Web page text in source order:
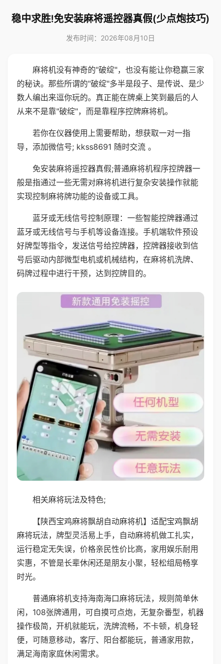
稳中求胜!免安装麻将遥控器真假(少点炮技巧)
发布时间：2026年08月10日
麻将机没有神奇的"破绽"，也没有能让你稳赢三家
的秘诀。那些所谓的"破绽"多半是段子、是传说、是少
数人编出来逗你玩的。真正能在牌桌上笑到最后的人
从来不是靠"破绽"，而是靠程序控牌麻将机。
若你在仪器使用上需要帮助，想获取一对一指
导，添加微信号; kkss8691 随时交流 。
免安装麻将遥控器真假;普通麻将机程序控牌器一
般是指通过一些无需对麻将机进行复杂安装操作就能
实现控制麻将牌功能的设备或工具。
蓝牙或无线信号控制原理：一些智能控牌器通过
蓝牙或无线信号与手机等设备连接。手机端软件预设
好牌型等指令，发送信号给控牌器，控牌器接收到信
号后驱动内部微型电机或机械结构，在麻将机洗牌、
码牌过程中进行干预，达到控牌目的。
相关麻将玩法及特色;
【陕西宝鸡麻将飘胡自动麻将机】适配宝鸡飘胡
麻将玩法，牌型灵活易上手，自动麻将机做工扎实，
运行稳定无失误，价格亲民性价比高，家用娱乐耐用
实惠，不管是长辈休闲还是朋友小聚，轻松组局畅享
时光。
普通麻将机支持海南海口麻将玩法，规则简单休
闲，108张牌通用，可自摸可点炮，无复杂番型，机器
操作极简，开机就能玩，洗牌流畅，不卡顿，机身轻
便，可随意移动，客厅、阳台都能玩，普通家用款，
满足海南家庭休闲需求。